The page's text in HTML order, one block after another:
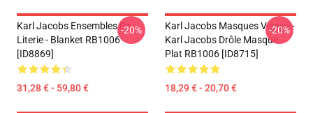
Karl Jacobs Ensembles De
Literie - Blanket RB1006
[ID8869]
31,28 € - 59,80 €
-20%
Karl Jacobs Masques Visage -
Karl Jacobs Drôle Masque
Plat RB1006 [ID8715]
18,29 € - 20,70 €
-20%